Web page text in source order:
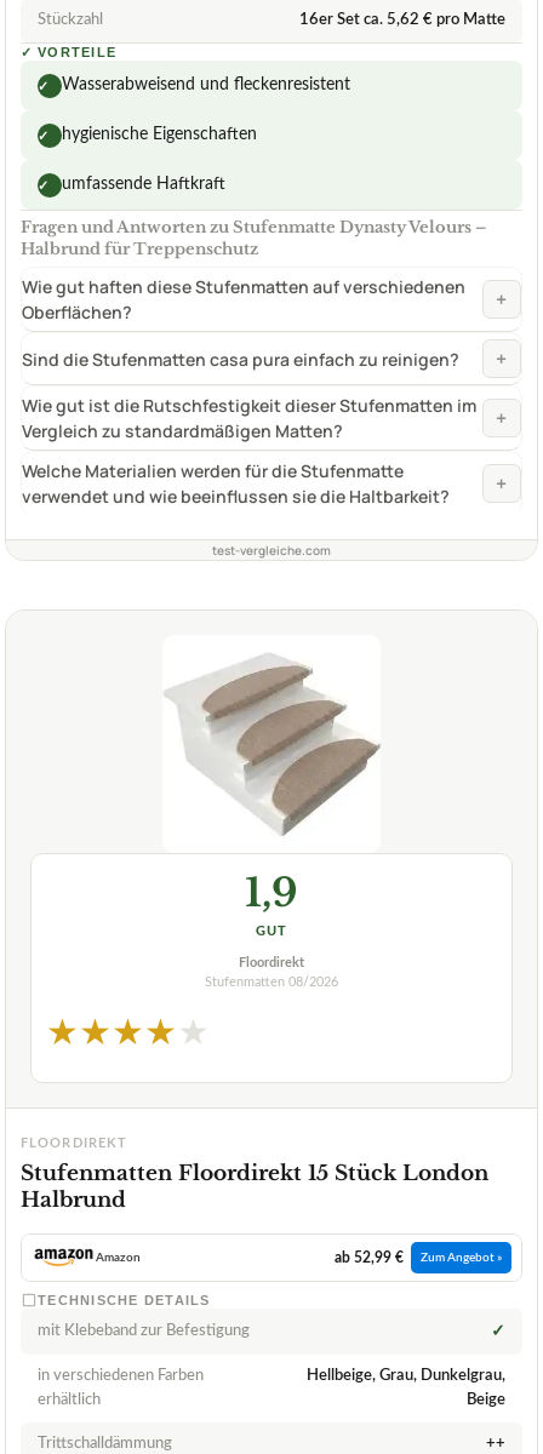
Stückzahl 16er Set ca. 5,62 € pro Matte
✓ VORTEILE
✓ Wasserabweisend und fleckenresistent
✓ hygienische Eigenschaften
✓ umfassende Haftkraft
Fragen und Antworten zu Stufenmatte Dynasty Velours –
Halbrund für Treppenschutz
Wie gut haften diese Stufenmatten auf verschiedenen
Oberflächen?
+
Sind die Stufenmatten casa pura einfach zu reinigen? +
Wie gut ist die Rutschfestigkeit dieser Stufenmatten im
Vergleich zu standardmäßigen Matten?
+
Welche Materialien werden für die Stufenmatte
verwendet und wie beeinflussen sie die Haltbarkeit?
+
test-vergleiche.com
1,9
GUT
Floordirekt
Stufenmatten 08/2026
★★★★★
FLOORDIREKT
Stufenmatten Floordirekt 15 Stück London
Halbrund
Amazon ab 52,99 € Zum Angebot »
TECHNISCHE DETAILS
mit Klebeband zur Befestigung ✓
in verschiedenen Farben
erhältlich
Hellbeige, Grau, Dunkelgrau,
Beige
Trittschalldämmung ++